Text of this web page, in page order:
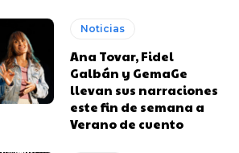
Noticias
Ana Tovar, Fidel
Galbán y GemaGe
llevan sus narraciones
este fin de semana a
Verano de cuento